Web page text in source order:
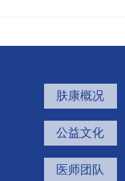
肤康概况
公益文化
医师团队